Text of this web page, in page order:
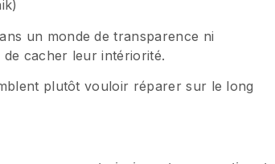
un monde de transparence ni
de cacher leur intériorité.
plutôt vouloir réparer sur le long